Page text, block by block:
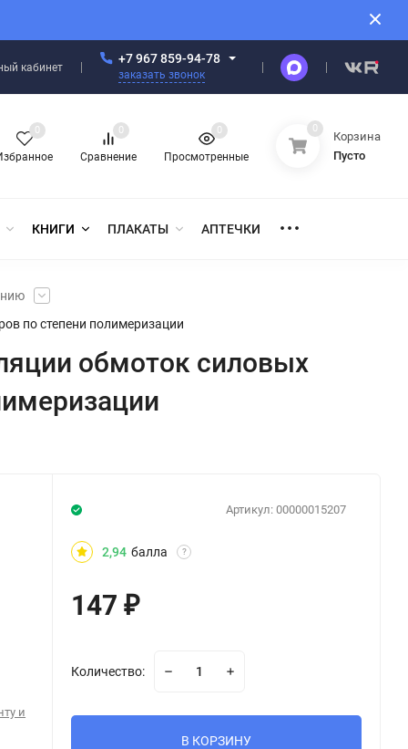
кабинет
+7 967 859-94-78
заказать звонок
0
Сравнение
0
Просмотренные
0 0
Корзина
Пусто
КНИГИ ПЛАКАТЫ АПТЕЧКИ
по степени полимеризации
обмоток силовых
и
Артикул: 00000015207
2,94 балла ?
147₽
Количество:
В КОРЗИНУ